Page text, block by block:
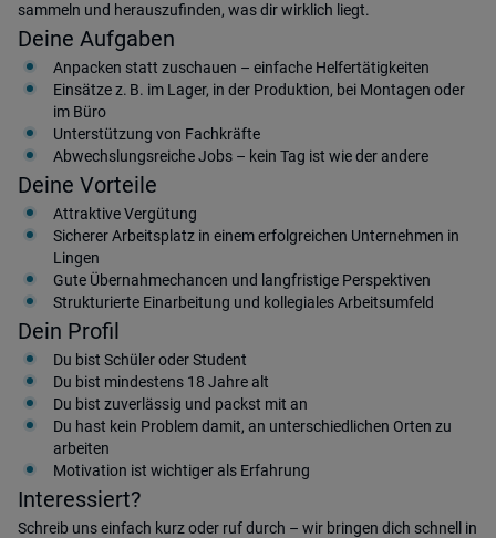
sammeln und herauszufinden, was dir wirklich liegt.
Deine Aufgaben
Anpacken statt zuschauen – einfache Helfertätigkeiten
Einsätze z. B. im Lager, in der Produktion, bei Montagen oder
im Büro
Unterstützung von Fachkräfte
Abwechslungsreiche Jobs – kein Tag ist wie der andere
Deine Vorteile
Attraktive Vergütung
Sicherer Arbeitsplatz in einem erfolgreichen Unternehmen in
Lingen
Gute Übernahmechancen und langfristige Perspektiven
Strukturierte Einarbeitung und kollegiales Arbeitsumfeld
Dein Profil
Du bist Schüler oder Student
Du bist mindestens 18 Jahre alt
Du bist zuverlässig und packst mit an
Du hast kein Problem damit, an unterschiedlichen Orten zu
arbeiten
Motivation ist wichtiger als Erfahrung
Interessiert?
Schreib uns einfach kurz oder ruf durch – wir bringen dich schnell in